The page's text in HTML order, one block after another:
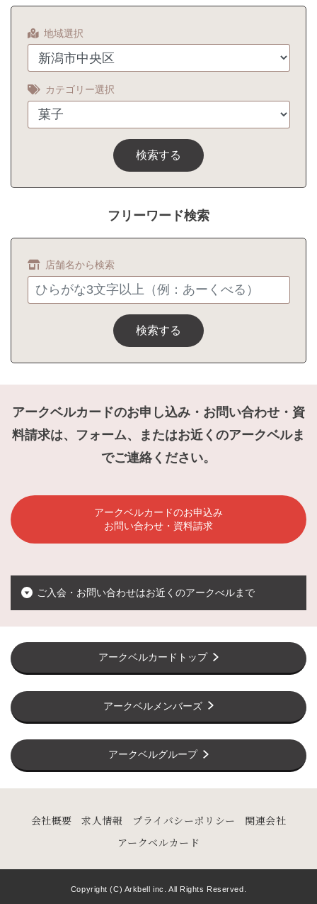
地域選択
カテゴリー選択
検索する
フリーワード検索
店舗名から検索
検索する
アークベルカードのお申し込み・お問い合わせ・資
料請求は、フォーム、またはお近くのアークベルま
でご連絡ください。
アークベルカードのお申込み
お問い合わせ・資料請求
ご入会・お問い合わせはお近くのアークべルまで
アークベルカードトップ
アークベルメンバーズ
アークベルグループ
会社概要 求人情報 プライバシーポリシー
関連会社
アークベルカード
Copyright (C) Arkbell inc. All Rights Reserved.